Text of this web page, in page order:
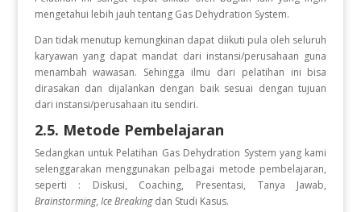
mengetahui lebih jauh tentang Gas Dehydration System.
Dan tidak menutup kemungkinan dapat diikuti pula oleh seluruh
karyawan yang dapat mandat dari instansi/perusahaan guna
menambah wawasan. Sehingga ilmu dari pelatihan ini bisa
dirasakan dan dijalankan dengan baik sesuai dengan tujuan
dari instansi/perusahaan itu sendiri.
2.5. Metode Pembelajaran
Sedangkan untuk Pelatihan Gas Dehydration System yang kami
selenggarakan menggunakan pelbagai metode pembelajaran,
seperti : Diskusi, Coaching, Presentasi, Tanya Jawab,
Brainstorming, Ice Breakingdan Studi Kasus.